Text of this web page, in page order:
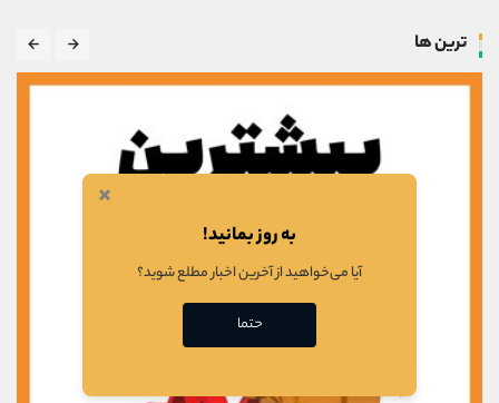
ترین ها
×
به روز بمانید!
آیا می‌خواهید از آخرین اخبار مطلع شوید؟
حتما